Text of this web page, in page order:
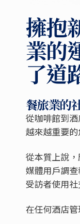
擁抱
業的
了道
餐旅業的
從咖啡館到
越來越重要的
從本質上說
媒體用戶調
受訪者使用
在任何酒店